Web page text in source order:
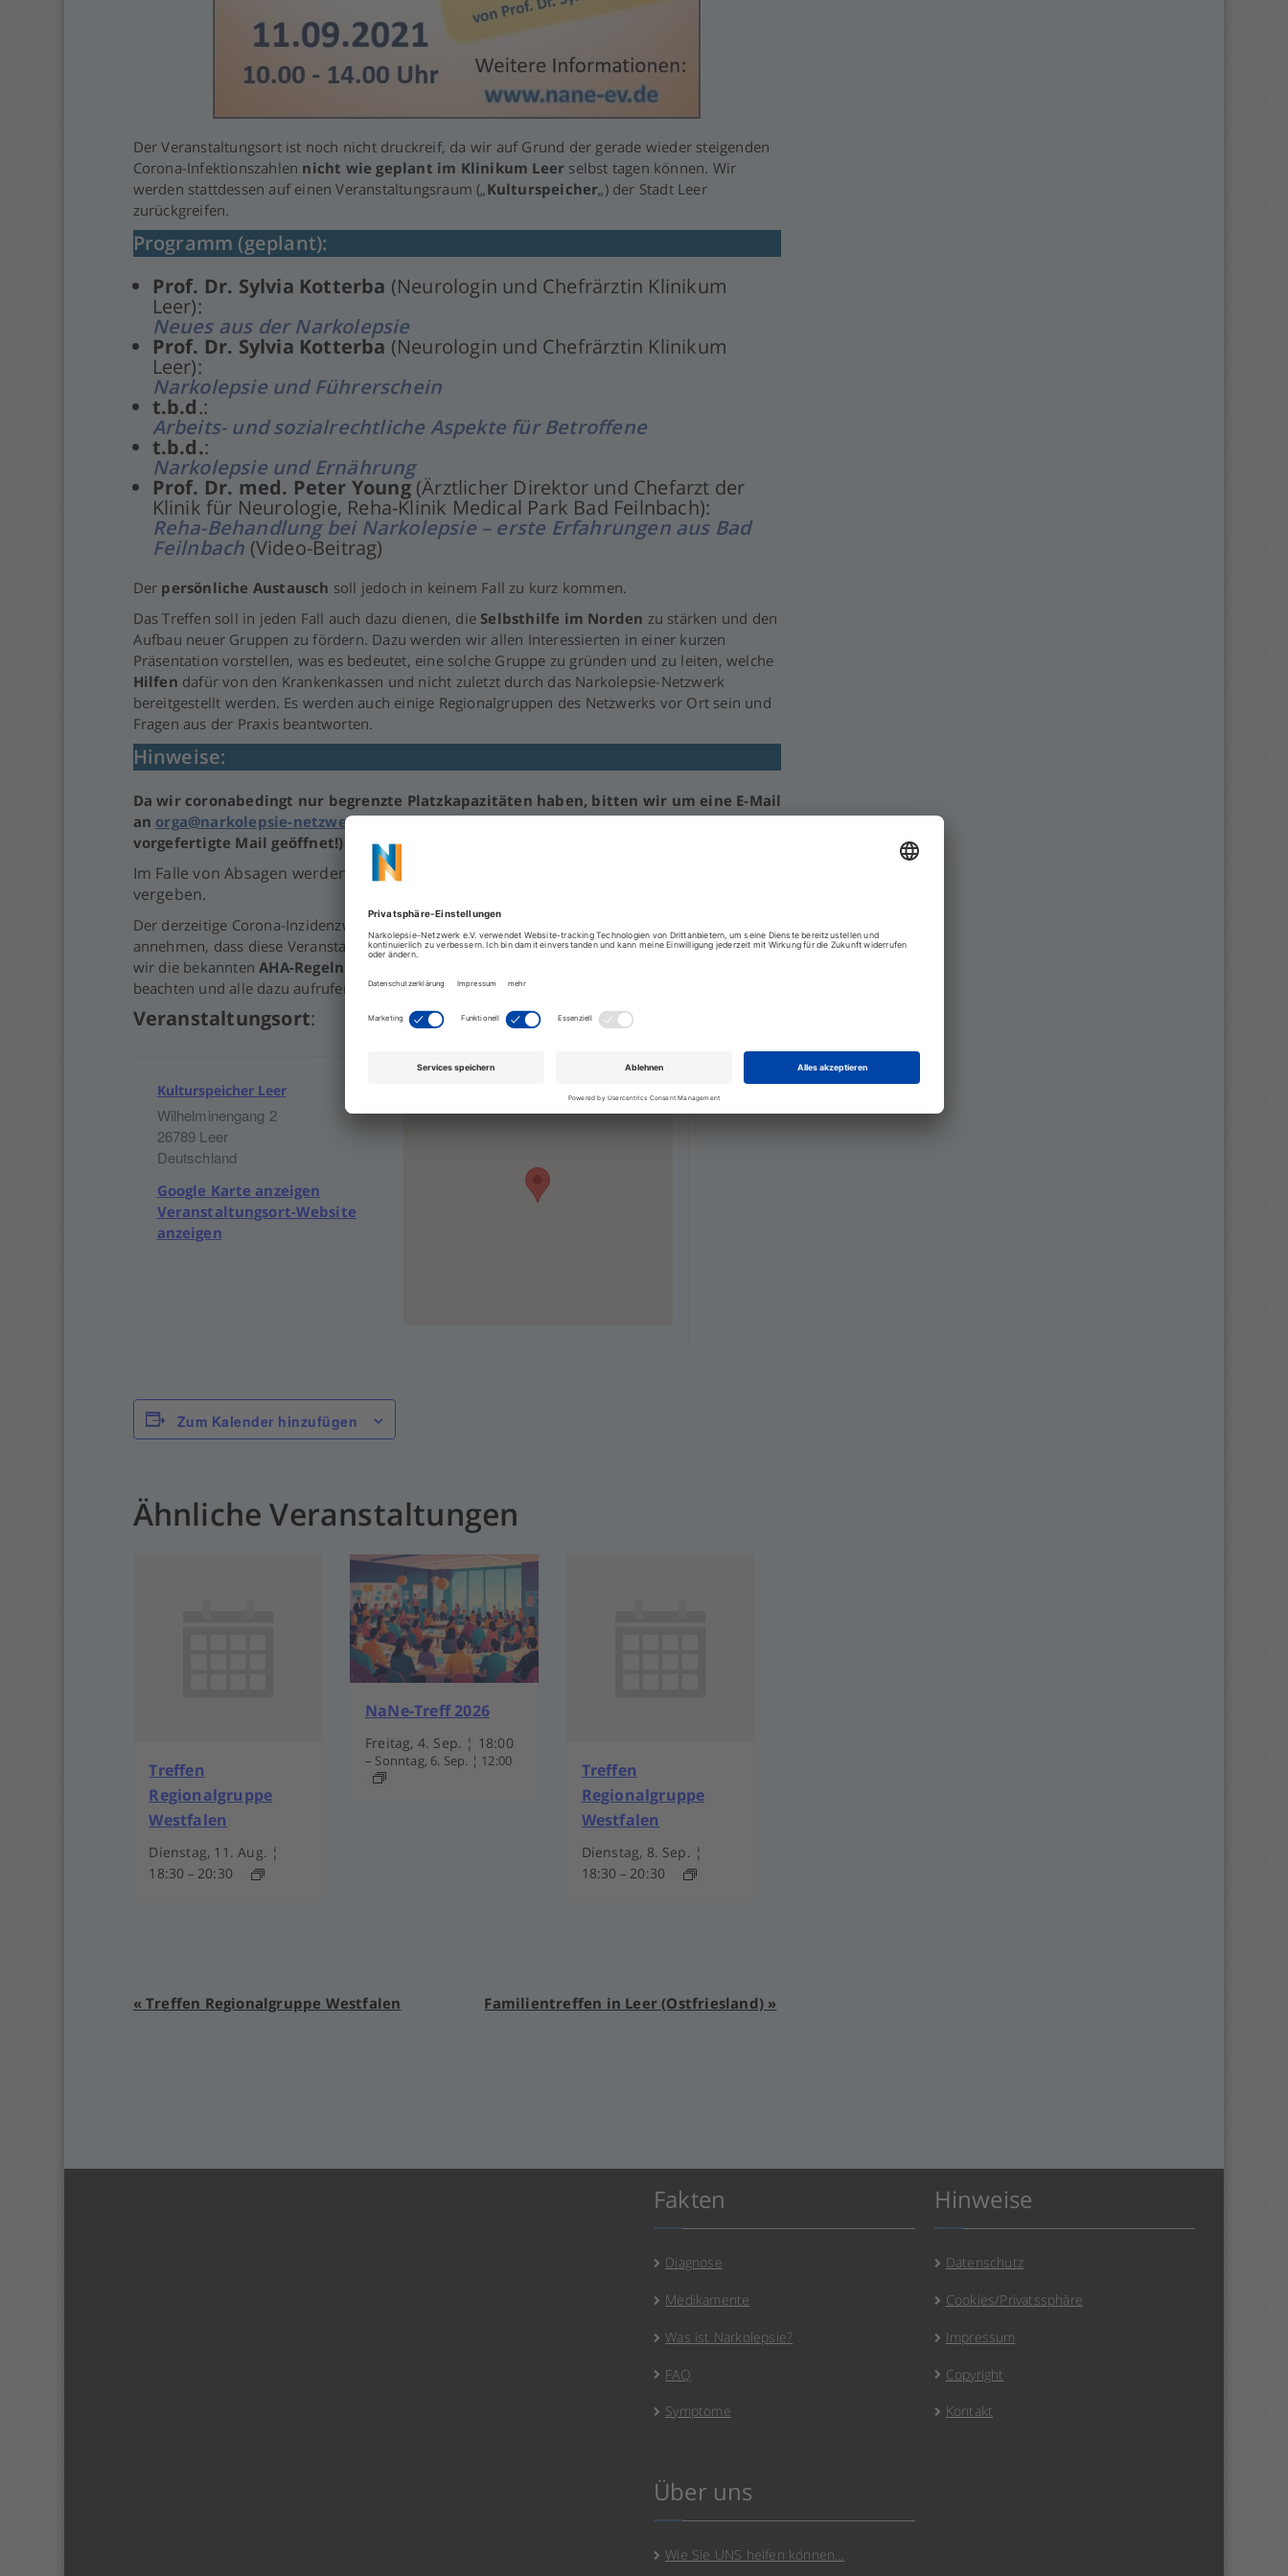
Der Veranstaltungsort ist noch nicht druckreif, da wir auf Grund der gerade wieder steigenden
Corona-Infektionszahlen nicht wie geplant im Klinikum Leer selbst tagen können. Wir
werden stattdessen auf einen Veranstaltungsraum („Kulturspeicher„) der Stadt Leer
zurückgreifen.
Programm (geplant):
Prof. Dr. Sylvia Kotterba (Neurologin und Chefrärztin Klinikum
Leer):
Neues aus der Narkolepsie
Prof. Dr. Sylvia Kotterba (Neurologin und Chefrärztin Klinikum
Leer):
Narkolepsie und Führerschein
t.b.d.:
Arbeits- und sozialrechtliche Aspekte für Betroffene
t.b.d.:
Narkolepsie und Ernährung
Prof. Dr. med. Peter Young(Ärztlicher Direktor und Chefarzt der
Klinik für Neurologie, Reha-Klinik Medical Park Bad Feilnbach):
Reha-Behandlung bei Narkolepsie – erste Erfahrungen aus Bad
Feilnbach (Video-Beitrag)
Der persönliche Austausch soll jedoch in keinem Fall zu kurz kommen.
Das Treffen soll in jeden Fall auch dazu dienen, die Selbsthilfe im Norden zu stärken und den
Aufbau neuer Gruppen zu fördern. Dazu werden wir allen Interessierten in einer kurzen
Präsentation vorstellen, was es bedeutet, eine solche Gruppe zu gründen und zu leiten, welche
Hilfen dafür von den Krankenkassen und nicht zuletzt durch das Narkolepsie-Netzwerk
bereitgestellt werden. Es werden auch einige Regionalgruppen des Netzwerks vor Ort sein und
Fragen aus der Praxis beantworten.
Hinweise:
Da wir coronabedingt nur begrenzte Platzkapazitäten haben, bitten wir um eine E-Mail
an orga@narkolepsie-netzwerk.de(mit Klick auf die Adresse wird bereits eine
vorgefertigte Mail geöffnet!) mit Angabe der Teilnehmerzahl zu senden.
Im Falle von Absagen werden wir die Plätze an Interessierte aus der Warteliste
vergeben.
Der derzeitige Corona-Inzidenzwert in der Region ist sehr vielsprechend und lässt uns heute
annehmen, dass diese Veranstaltung tatsächlich wie geplant stattfinden kann. Natürlich werden
wir die bekannten AHA-Regeln
beachten und alle dazu aufrufen, diese weiterhin zu beherzigen.
Veranstaltungsort:
Kulturspeicher Leer
Wilhelminengang 2
26789 Leer
Deutschland
Google Karte anzeigen
Veranstaltungsort-Website
anzeigen
Zum Kalender hinzufügen
Ähnliche Veranstaltungen
Treffen
Regionalgruppe
Westfalen
Dienstag, 11. Aug. ¦
18:30 – 20:30
NaNe-Treff 2026
Freitag, 4. Sep. ¦ 18:00
– Sonntag, 6. Sep. ¦ 12:00
Treffen
Regionalgruppe
Westfalen
Dienstag, 8. Sep. ¦
18:30 – 20:30
Veranstaltung-
«Treffen Regionalgruppe Westfalen Familientreffen in Leer (Ostfriesland) »
Fakten
Diagnose
Medikamente
Was ist Narkolepsie?
FAQ
Symptome
Über uns
Wie Sie UNS helfen können…
Hinweise
Datenschutz
Cookies/Privatssphäre
Impressum
Copyright
Kontakt